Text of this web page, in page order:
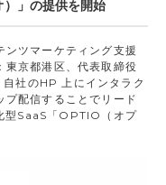
」の提供を開始
ンツマーケティング支援
東京都港区、代表取締役
社のHP 上にインタラク
プ配信することでリード
型SaaS「OPTIO（オプ